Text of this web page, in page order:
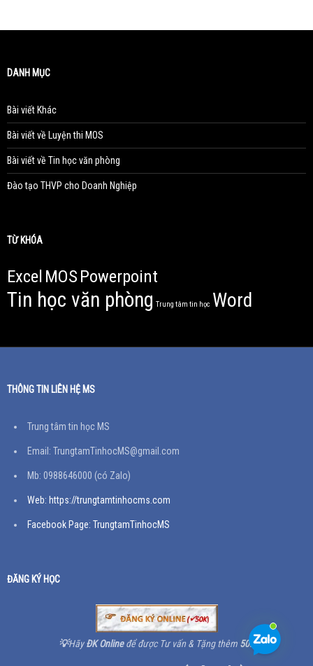
DANH MỤC
Bài viết Khác
Bài viết về Luyện thi MOS
Bài viết về Tin học văn phòng
Đào tạo THVP cho Doanh Nghiệp
TỪ KHÓA
Excel MOS Powerpoint
Tin học văn phòng Trung tâm tin học Word
THÔNG TIN LIÊN HỆ MS
Trung tâm tin học MS
Email: TrungtamTinhocMS@gmail.com
Mb: 0988646000 (có Zalo)
Web: https://trungtamtinhocms.com
Facebook Page: TrungtamTinhocMS
ĐĂNG KÝ HỌC
💡HãyĐK Onlineđể được Tư vấn & Tặng thêm 50K